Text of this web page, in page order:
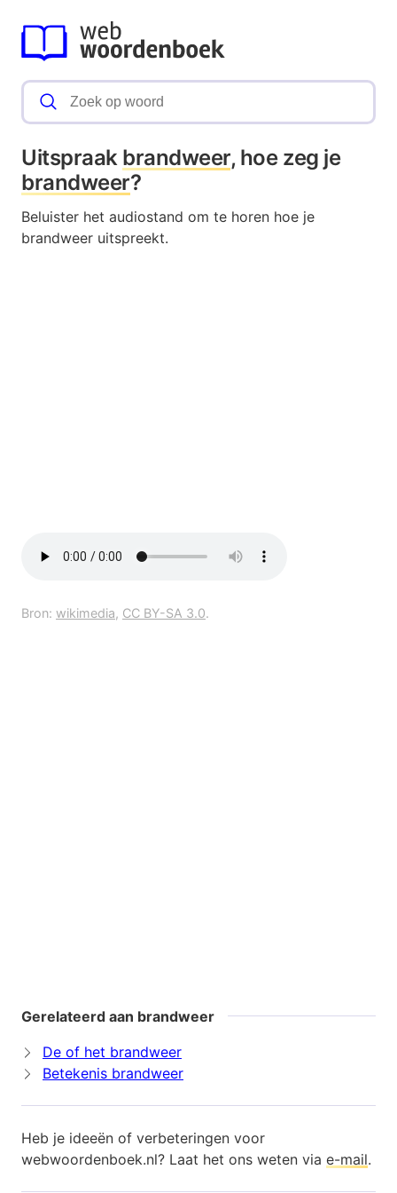
Uitspraak brandweer, hoe zeg je
brandweer?
Beluister het audiostand om te horen hoe je
brandweer uitspreekt.
Bron: wikimedia, CC BY-SA 3.0.
Gerelateerd aan brandweer
De of het brandweer
Betekenis brandweer
Heb je ideeën of verbeteringen voor
webwoordenboek.nl? Laat het ons weten via e-mail.